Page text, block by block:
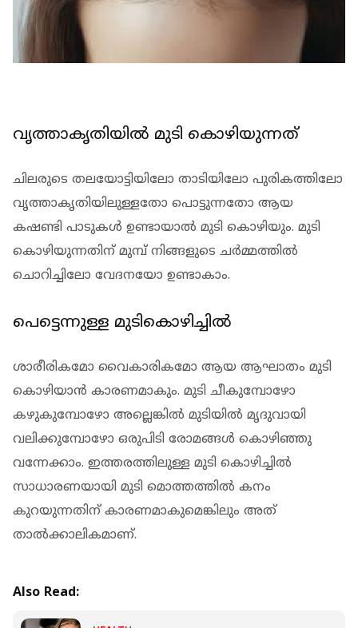
വൃത്താകൃതിയില്‍ മുടി കൊഴിയുന്നത്
ചിലരുടെ തലയോട്ടിയിലോ താടിയിലോ പുരികത്തിലോ
വൃത്താകൃതിയിലുള്ളതോ പൊട്ടുന്നതോ ആയ
കഷണ്ടി പാടുകള്‍ ഉണ്ടായാല്‍ മുടി കൊഴിയും. മുടി
കൊഴിയുന്നതിന് മുമ്പ് നിങ്ങളുടെ ചര്‍മ്മത്തില്‍
ചൊറിച്ചിലോ വേദനയോ ഉണ്ടാകാം.
പെട്ടെന്നുള്ള മുടികൊഴിച്ചില്‍
ശാരീരികമോ വൈകാരികമോ ആയ ആഘാതം മുടി
കൊഴിയാന്‍ കാരണമാകും. മുടി ചീകുമ്പോഴോ
കഴുകുമ്പോഴോ അല്ലെങ്കില്‍ മുടിയില്‍ മൃദുവായി
വലിക്കുമ്പോഴോ ഒരുപിടി രോമങ്ങള്‍ കൊഴിഞ്ഞു
വന്നേക്കാം. ഇത്തരത്തിലുള്ള മുടി കൊഴിച്ചില്‍
സാധാരണയായി മുടി മൊത്തത്തില്‍ കനം
കുറയുന്നതിന് കാരണമാകുമെങ്കിലും അത്
താല്‍ക്കാലികമാണ്.
Also Read: